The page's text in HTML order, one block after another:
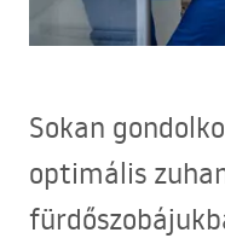
Sokan
optimális